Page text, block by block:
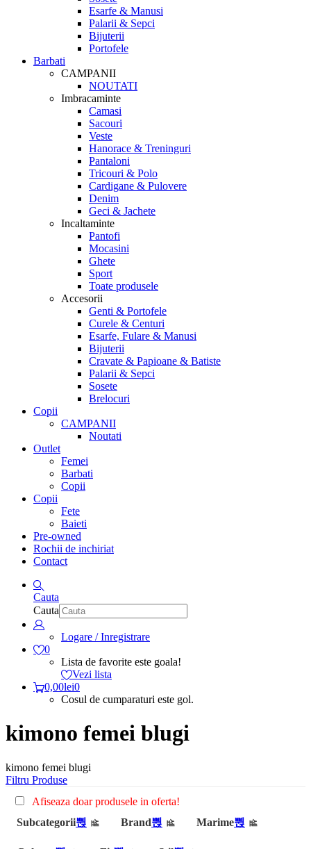
Esarfe & Manusi
Palarii & Sepci
Bijuterii
Portofele
Barbati
CAMPANII
NOUTATI
Imbracaminte
Camasi
Sacouri
Veste
Hanorace & Treninguri
Pantaloni
Tricouri & Polo
Cardigane & Pulovere
Denim
Geci & Jachete
Incaltaminte
Pantofi
Mocasini
Ghete
Sport
Toate produsele
Accesorii
Genti & Portofele
Curele & Centuri
Esarfe, Fulare & Manusi
Bijuterii
Cravate & Papioane & Batiste
Palarii & Sepci
Sosete
Brelocuri
Copii
CAMPANII
Noutati
Outlet
Femei
Barbati
Copii
Copii
Fete
Baieti
Pre-owned
Rochii de inchiriat
Contact
Cauta
Cauta
Logare / Inregistrare
0
Lista de favorite este goala!
Vezi lista
0,00lei0
Cosul de cumparaturi este gol.
kimono femei blugi
kimono femei blugi
Filtru Produse
Afiseaza doar produsele in oferta!
Subcategorii
Brand Marime